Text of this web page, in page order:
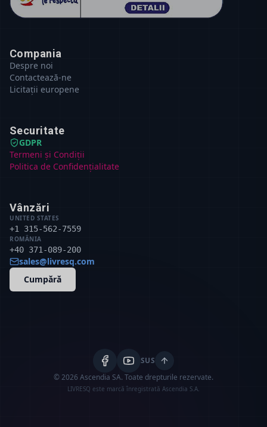
Compania
Despre noi
Contactează-ne
Licitații europene
Securitate
GDPR
Termeni și Condiții
Politica de Confidențialitate
Vânzări
UNITED STATES
+1 315-562-7559
ROMÂNIA
+40 371-089-200
sales@livresq.com
Cumpără
SUS
© 2026 Ascendia SA. Toate drepturile rezervate.
LIVRESQ este marcă înregistrată Ascendia S.A.